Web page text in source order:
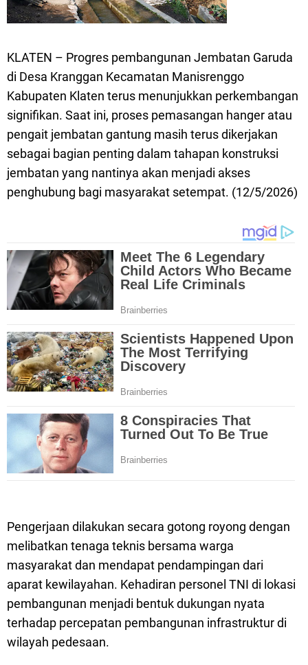
KLATEN – Progres pembangunan Jembatan Garuda
di Desa Kranggan Kecamatan Manisrenggo
Kabupaten Klaten terus menunjukkan perkembangan
signifikan. Saat ini, proses pemasangan hanger atau
pengait jembatan gantung masih terus dikerjakan
sebagai bagian penting dalam tahapan konstruksi
jembatan yang nantinya akan menjadi akses
penghubung bagi masyarakat setempat. (12/5/2026)
Pengerjaan dilakukan secara gotong royong dengan
melibatkan tenaga teknis bersama warga
masyarakat dan mendapat pendampingan dari
aparat kewilayahan. Kehadiran personel TNI di lokasi
pembangunan menjadi bentuk dukungan nyata
terhadap percepatan pembangunan infrastruktur di
wilayah pedesaan.